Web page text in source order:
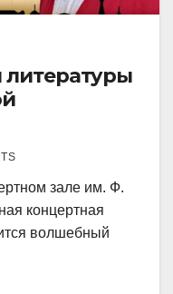
зале им. Ф.
концертная
волшебный